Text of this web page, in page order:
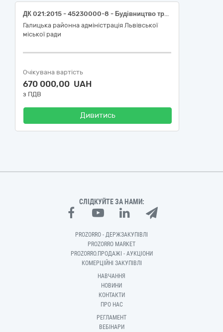
ДК 021:2015 - 45230000-8 - Будівництво трубопроводів, ліній зв’язку та електропередач, шосе, доріг, аеродромів і залізничних доріг; вирівнювання поверхонь - Заходи з усунення аварій в житловому фонді, а саме: Послуги з поточного ремонту каналізаційного випуску в житловому будинку №8 на вул. Колесси у м. Львові
Галицька районна адміністрація Львівської
міської ради
Очікувана вартість
670 000,00 UAH
з ПДВ
Дивитись
СЛІДКУЙТЕ ЗА НАМИ:
PROZORRO - ДЕРЖЗАКУПІВЛІ
PROZORRO MARKET
PROZORRO.ПРОДАЖІ - АУКЦІОНИ
КОМЕРЦІЙНІ ЗАКУПІВЛІ
НАВЧАННЯ
НОВИНИ
КОНТАКТИ
ПРО НАС
РЕГЛАМЕНТ
ВЕБІНАРИ